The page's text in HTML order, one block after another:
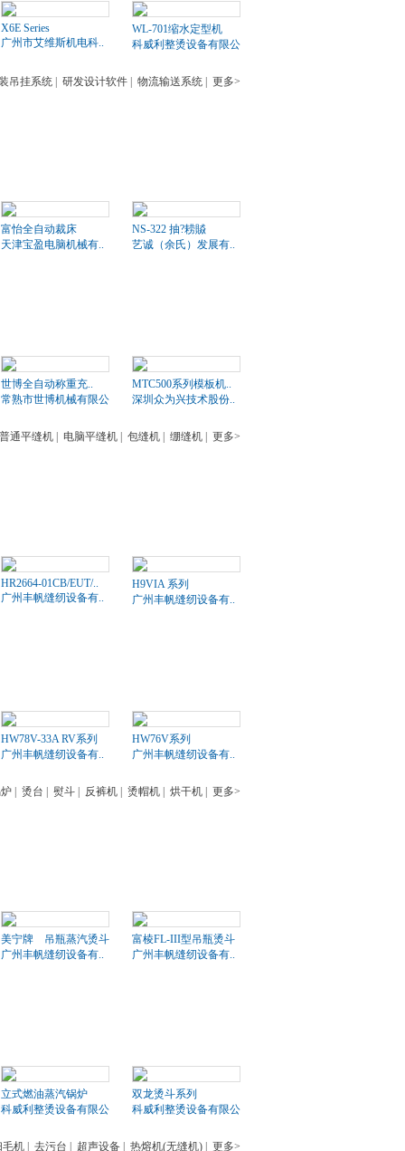
X6E Series
广州市艾维斯机电科..
WL-701缩水定型机
科威利整烫设备有限公司
吊挂系统 研发设计软件 物流输送系统 更多>
富怡全自动裁床
天津宝盈电脑机械有..
NS-322 抽?耢贆
艺诚（余氏）发展有..
世博全自动称重充..
常熟市世博机械有限公司
MTC500系列模板机..
深圳众为兴技术股份..
普通平缝机 电脑平缝机 包缝机 绷缝机 更多>
HR2664-01CB/EUT/..
广州丰帆缝纫设备有..
H9VIA 系列
广州丰帆缝纫设备有..
HW78V-33A RV系列
广州丰帆缝纫设备有..
HW76V系列
广州丰帆缝纫设备有..
烫台 熨斗 反裤机 烫帽机 烘干机 更多>
美宁牌 吊瓶蒸汽烫斗
广州丰帆缝纫设备有..
富棱FL-III型吊瓶烫斗
广州丰帆缝纫设备有..
立式燃油蒸汽锅炉
科威利整烫设备有限公司
双龙烫斗系列
科威利整烫设备有限公司
毛机 去污台 超声设备 热熔机(无缝机) 更多>